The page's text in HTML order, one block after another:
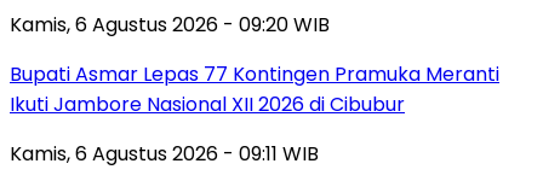
Kamis, 6 Agustus 2026 - 09:20 WIB
Bupati Asmar Lepas 77 Kontingen Pramuka Meranti
Ikuti Jambore Nasional XII 2026 di Cibubur
Kamis, 6 Agustus 2026 - 09:11 WIB